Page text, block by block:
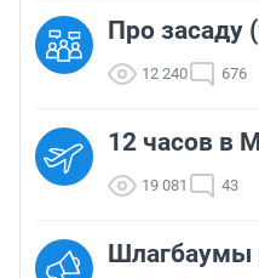
Про засаду
12 240 676
12 часов в
19 081 43
Шлагбаумы